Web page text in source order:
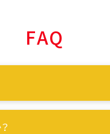
FAQ